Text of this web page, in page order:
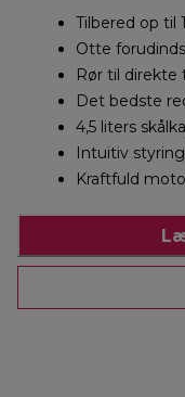
Tilbered op til
Otte
Rør til direkte
Det bedste
4,5 liters
Intuitiv
Kraftfuld